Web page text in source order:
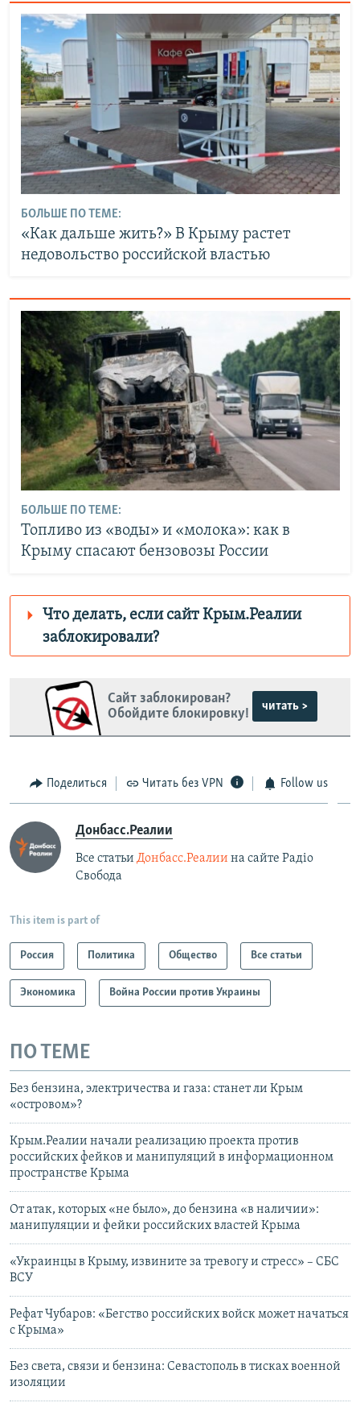
БОЛЬШЕ ПО ТЕМЕ:
«Как дальше жить?» В Крыму растет
недовольство российской властью
БОЛЬШЕ ПО ТЕМЕ:
Топливо из «воды» и «молока»: как в
Крыму спасают бензовозы России
Что делать, если сайт Крым.Реалии
заблокировали?
Крым.Реалии
зеркального сайта:
https://smarturl.click/zYdJA
установить VPN .
Сайт заблокирован?
Обойдите блокировку!
читать >
Поделиться Читать без VPN Follow us
Донбасс.Реалии
Все статьи Донбасс.Реалии на сайте Радіо
Свобода
This item is part of
Россия Политика Общество Все статьи
Экономика Война России против Украины
ПО ТЕМЕ
Без бензина, электричества и газа: станет ли Крым
«островом»?
Крым.Реалии начали реализацию проекта против
российских фейков и манипуляций в информационном
пространстве Крыма
От атак, которых «не было», до бензина «в наличии»:
манипуляции и фейки российских властей Крыма
«Украинцы в Крыму, извините за тревогу и стресс» – СБС
ВСУ
Рефат Чубаров: «Бегство российских войск может начаться
с Крыма»
Без света, связи и бензина: Севастополь в тисках военной
изоляции